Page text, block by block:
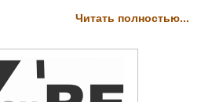
Читать полностью...